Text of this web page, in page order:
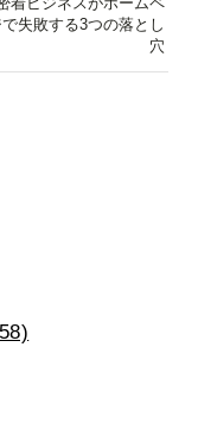
失敗する3つの落とし
穴